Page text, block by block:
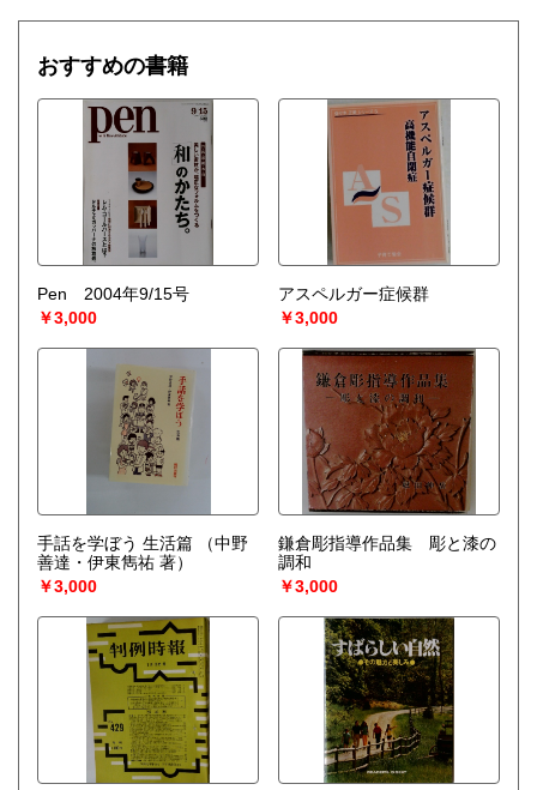
おすすめの書籍
Pen 2004年9/15号
￥3,000
アスペルガー症候群
￥3,000
手話を学ぼう 生活篇
（中野
善達・伊東雋祐 著）
￥3,000
鎌倉彫指導作品集 彫と漆の
調和
￥3,000